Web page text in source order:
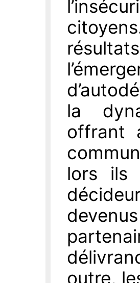
la
offrant
lors ils
outre,